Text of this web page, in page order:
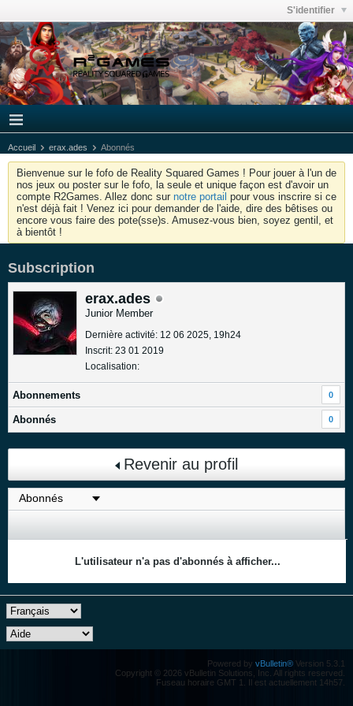
S'identifier
Accueil erax.ades Abonnés
Bienvenue sur le fofo de Reality Squared Games ! Pour jouer à l'un de
nos jeux ou poster sur le fofo, la seule et unique façon est d'avoir un
compte R2Games. Allez donc sur notre portail pour vous inscrire si ce
n'est déjà fait ! Venez ici pour demander de l'aide, dire des bêtises ou
encore vous faire des pote(sse)s. Amusez-vous bien, soyez gentil, et
à bientôt !
Subscription
erax.ades
Junior Member
Dernière activité: 12 06 2025, 19h24
Inscrit: 23 01 2019
Localisation:
Abonnements 0
Abonnés 0
Revenir au profil
L'utilisateur n'a pas d'abonnés à afficher...
Powered by vBulletin® Version 5.3.1
Copyright © 2026 vBulletin Solutions, Inc. All rights reserved.
Fuseau horaire GMT 1. Il est actuellement 14h57.